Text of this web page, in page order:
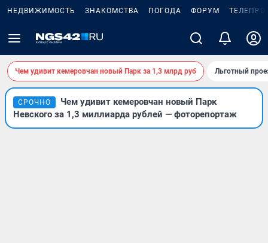
НЕДВИЖИМОСТЬ ЗНАКОМСТВА ПОГОДА ФОРУМ
Чем удивит кемеровчан новый Парк за 1,3 млрд руб Льготный
СРОЧНО
Чем удивит кемеровчан новый Парк
Невского за 1,3 миллиарда рублей — фоторепортаж